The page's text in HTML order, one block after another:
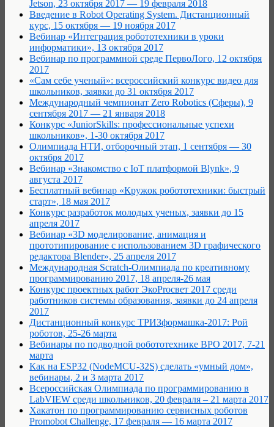
Jetson, 23 октября 2017 — 19 февраля 2018
Введение в Robot Operating System. Дистанционный
курс, 15 октября — 19 ноября 2017
Вебинар «Интеграция робототехники в уроки
информатики», 13 октября 2017
Вебинар по программной среде ПервоЛого, 12 октября
2017
«Сам себе ученый»: всероссийский конкурс видео для
школьников, заявки до 31 октября 2017
Международный чемпионат Zero Robotics (Сферы), 9
сентября 2017 — 21 января 2018
Конкурс «JuniorSkills: профессиональные успехи
школьников», 1-30 октября 2017
Олимпиада НТИ, отборочный этап, 1 сентября — 30
октября 2017
Вебинар «Знакомство с IoT платформой Blynk», 9
августа 2017
Бесплатный вебинар «Кружок робототехники: быстрый
старт», 18 мая 2017
Конкурс разработок молодых ученых, заявки до 15
апреля 2017
Вебинар «3D моделирование, анимация и
прототипирование с использованием 3D графического
редактора Blender», 25 апреля 2017
Международная Scratch-Олимпиада по креативному
программированию 2017, 18 апреля-26 мая
Конкурс проектных работ ЭкоProсвет 2017 среди
работников системы образования, заявки до 24 апреля
2017
Дистанционный конкурс ТРИЗформашка-2017: Рой
роботов, 25-26 марта
Вебинары по подводной робототехнике ВРО 2017, 7-21
марта
Как на ESP32 (NodeMCU-32S) сделать «умный дом»,
вебинары, 2 и 3 марта 2017
Всероссийская Олимпиада по программированию в
LabVIEW среди школьников, 20 февраля – 21 марта 2017
Хакатон по программированию сервисных роботов
Promobot Challenge, 17 февраля — 16 марта 2017